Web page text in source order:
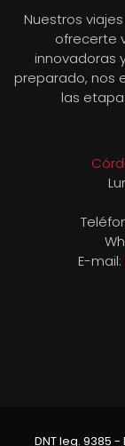
Nuestros
ofrecerte
innovadoras
preparado, nos
las
E-mail:
DNT leg. 9385 -